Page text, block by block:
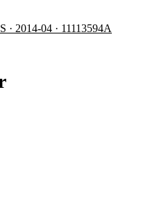
2014-04 · 11113594A